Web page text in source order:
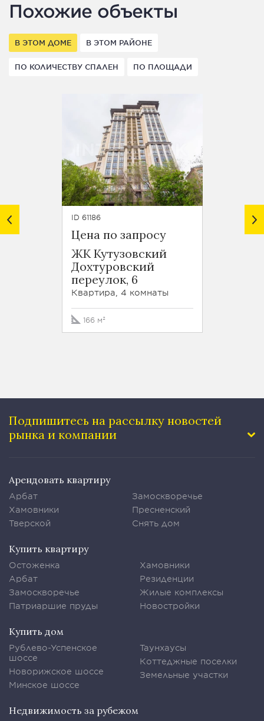
Похожие объекты
В ЭТОМ ДОМЕ В ЭТОМ РАЙОНЕ
ПО КОЛИЧЕСТВУ СПАЛЕН ПО ПЛОЩАДИ
ID 61186
Цена по запросу
ЖК Кутузовский
Дохтуровский
переулок, 6
Квартира, 4 комнаты
166 м²
ID 65204
200
Подпишитесь на рассылку новостей
рынка и компании
Арендовать квартиру
Арбат
Хамовники
Тверской
Замоскворечье
Пресненский
Снять дом
Купить квартиру
Остоженка
Арбат
Замоскворечье
Патриаршие пруды
Хамовники
Резиденции
Жилые комплексы
Новостройки
Купить дом
Рублево-Успенское
шоссе
Новорижское шоссе
Минское шоссе
Таунхаусы
Коттеджные поселки
Земельные участки
Недвижимость за рубежом